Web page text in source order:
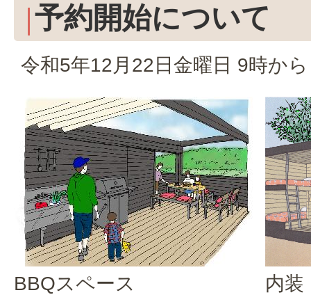
予約開始について
令和5年12月22日金曜日 9時から
BBQスペース
内装